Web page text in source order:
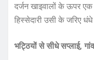
दर्जन खाइवालों के ऊपर
हिस्सेदारी उसी के जरिए
भट्ठियों से सीधे सप्लाई,